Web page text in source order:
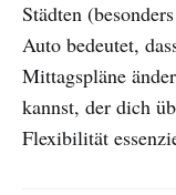
Städten
Auto bedeutet,
Mittagspläne
kannst, der dich
Flexibilität